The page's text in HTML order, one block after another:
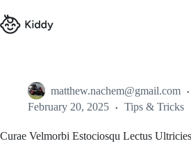
to
content
matthew.nachem@gmail.com
February 20, 2025
Tips & Tricks
Curae Velmorbi Estociosqu Lectus